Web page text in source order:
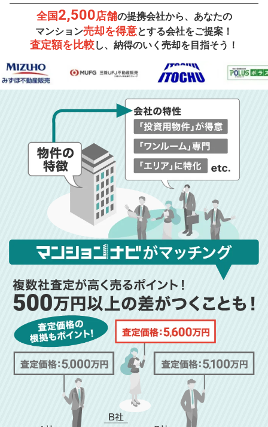
全国2,500店舗の提携会社から、あなたの
マンション売却を得意とする会社をご提案！
査定額を比較し、納得のいく売却を目指そう！